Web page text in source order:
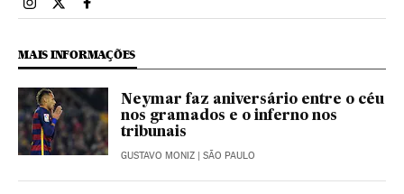
Esportes El País Brasil en Instagram
Esportes El País Brasil en Twitter
Esportes El País Brasil en Facebook
MAIS INFORMAÇÕES
Neymar faz aniversário entre o céu
nos gramados e o inferno nos
tribunais
GUSTAVO MONIZ | SÃO PAULO